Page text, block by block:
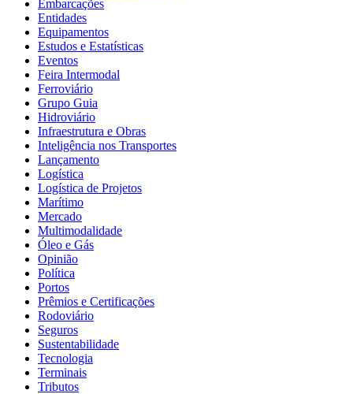
Embarcações
Entidades
Equipamentos
Estudos e Estatísticas
Eventos
Feira Intermodal
Ferroviário
Grupo Guia
Hidroviário
Infraestrutura e Obras
Inteligência nos Transportes
Lançamento
Logística
Logística de Projetos
Marítimo
Mercado
Multimodalidade
Óleo e Gás
Opinião
Política
Portos
Prêmios e Certificações
Rodoviário
Seguros
Sustentabilidade
Tecnologia
Terminais
Tributos